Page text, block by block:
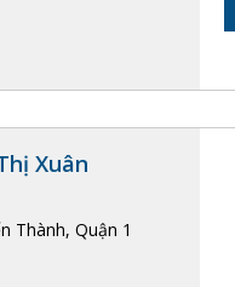
Xuân
Thành, Quận 1